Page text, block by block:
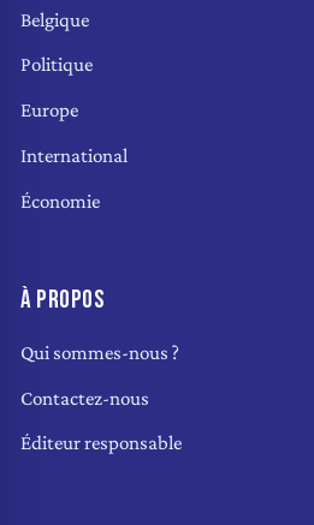
Belgique
Politique
Europe
International
Économie
À PROPOS
Qui sommes-nous ?
Contactez-nous
Éditeur responsable